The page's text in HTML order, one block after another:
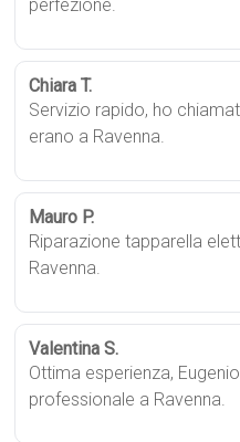
perfezione.
Chiara T.
Servizio rapido, ho
erano a Ravenna.
Mauro P.
Riparazione tapparella
Ravenna.
Valentina S.
Ottima esperienza,
professionale a Ravenna.